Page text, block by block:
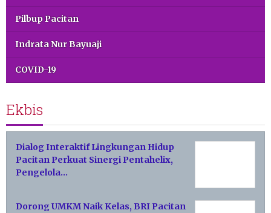
Pilbup Pacitan
Indrata Nur Bayuaji
COVID-19
Ekbis
Dialog Interaktif Lingkungan Hidup
Pacitan Perkuat Sinergi Pentahelix,
Pengelola…
Dorong UMKM Naik Kelas, BRI Pacitan